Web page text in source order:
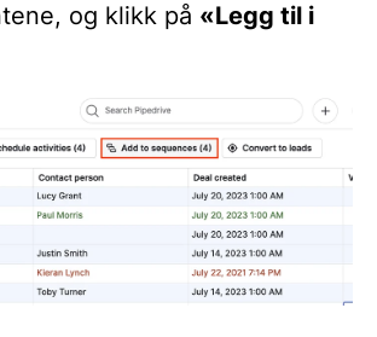
og klikk på «Legg til i